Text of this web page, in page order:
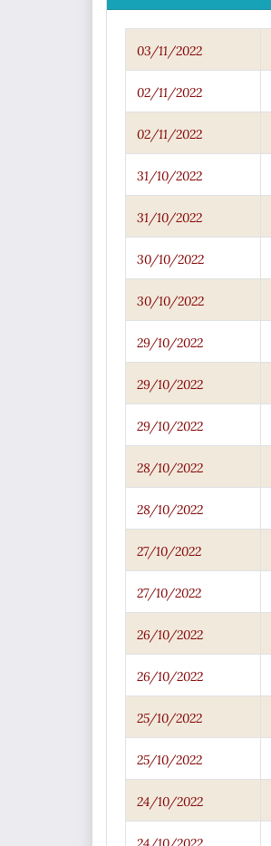
03/11/2022
02/11/2022
02/11/2022
31/10/2022
31/10/2022
30/10/2022
30/10/2022
29/10/2022
29/10/2022
29/10/2022
28/10/2022
28/10/2022
27/10/2022
27/10/2022
26/10/2022
26/10/2022
25/10/2022
25/10/2022
24/10/2022